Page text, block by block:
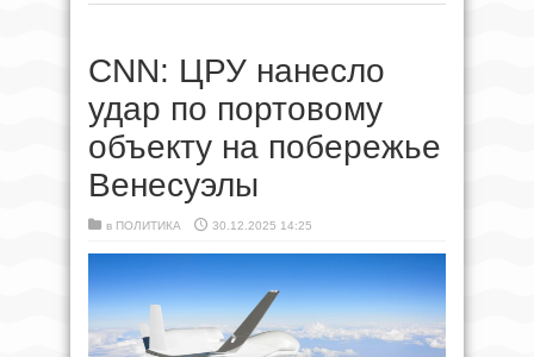
CNN: ЦРУ нанесло
удар по портовому
объекту на побережье
Венесуэлы
в ПОЛИТИКА 30.12.2025 14:25